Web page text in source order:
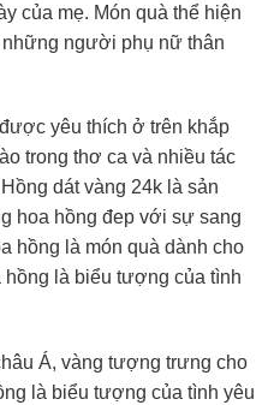
của mẹ. Món quà thể hiện
những người phụ nữ thân
yêu thích ở trên khắp
trong thơ ca và nhiều tác
dát vàng 24k là sản
hoa hồng đep với sự sang
hồng là món quà dành cho
là biểu tượng của tình
Á, vàng tượng trưng cho
là biểu tượng của tình yêu